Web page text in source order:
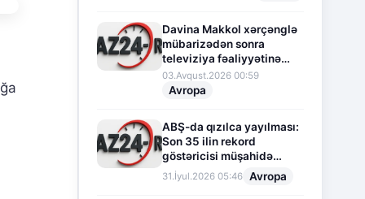
Davina Makkol xərçənglə
mübarizədən sonra
televiziya fəaliyyətinə
fasilə verir
03.Avqust.2026 00:59
Avropa
ABŞ-da qızılca yayılması:
Son 35 ilin rekord
göstəricisi müşahidə
olunur
31.İyul.2026 05:46 Avropa